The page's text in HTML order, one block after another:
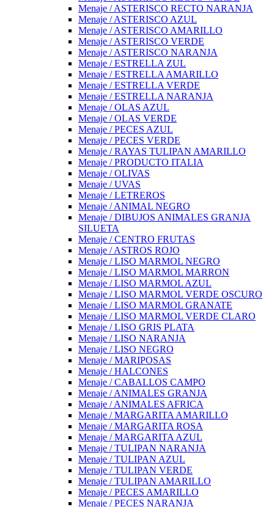
Menaje / ASTERISCO RECTO NARANJA
Menaje / ASTERISCO AZUL
Menaje / ASTERISCO AMARILLO
Menaje / ASTERISCO VERDE
Menaje / ASTERISCO NARANJA
Menaje / ESTRELLA ZUL
Menaje / ESTRELLA AMARILLO
Menaje / ESTRELLA VERDE
Menaje / ESTRELLA NARANJA
Menaje / OLAS AZUL
Menaje / OLAS VERDE
Menaje / PECES AZUL
Menaje / PECES VERDE
Menaje / RAYAS TULIPAN AMARILLO
Menaje / PRODUCTO ITALIA
Menaje / OLIVAS
Menaje / UVAS
Menaje / LETREROS
Menaje / ANIMAL NEGRO
Menaje / DIBUJOS ANIMALES GRANJA
SILUETA
Menaje / CENTRO FRUTAS
Menaje / ASTROS ROJO
Menaje / LISO MARMOL NEGRO
Menaje / LISO MARMOL MARRON
Menaje / LISO MARMOL AZUL
Menaje / LISO MARMOL VERDE OSCURO
Menaje / LISO MARMOL GRANATE
Menaje / LISO MARMOL VERDE CLARO
Menaje / LISO GRIS PLATA
Menaje / LISO NARANJA
Menaje / LISO NEGRO
Menaje / MARIPOSAS
Menaje / HALCONES
Menaje / CABALLOS CAMPO
Menaje / ANIMALES GRANJA
Menaje / ANIMALES AFRICA
Menaje / MARGARITA AMARILLO
Menaje / MARGARITA ROSA
Menaje / MARGARITA AZUL
Menaje / TULIPAN NARANJA
Menaje / TULIPAN AZUL
Menaje / TULIPAN VERDE
Menaje / TULIPAN AMARILLO
Menaje / PECES AMARILLO
Menaje / PECES NARANJA